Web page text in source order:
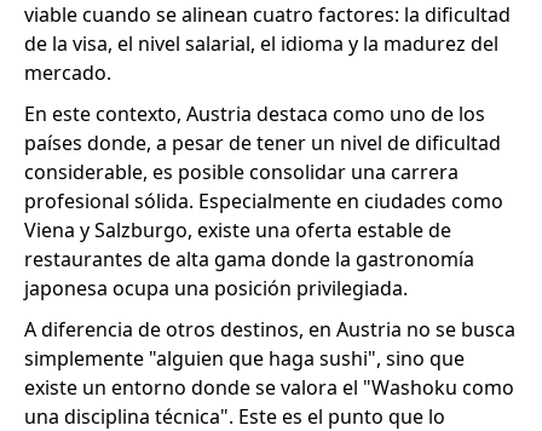
viable cuando se alinean cuatro factores: la dificultad
de la visa, el nivel salarial, el idioma y la madurez del
mercado.
En este contexto, Austria destaca como uno de los
países donde, a pesar de tener un nivel de dificultad
considerable, es posible consolidar una carrera
profesional sólida. Especialmente en ciudades como
Viena y Salzburgo, existe una oferta estable de
restaurantes de alta gama donde la gastronomía
japonesa ocupa una posición privilegiada.
A diferencia de otros destinos, en Austria no se busca
simplemente "alguien que haga sushi", sino que
existe un entorno donde se valora el "Washoku como
una disciplina técnica". Este es el punto que lo